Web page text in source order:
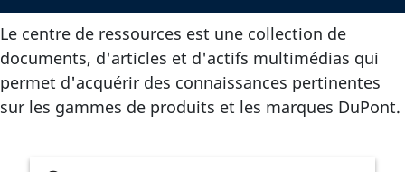
Le centre de ressources est une collection de
documents, d'articles et d'actifs multimédias qui
permet d'acquérir des connaissances pertinentes
sur les gammes de produits et les marques DuPont.